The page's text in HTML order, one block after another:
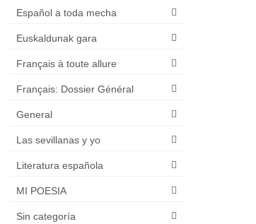
Español a toda mecha
Euskaldunak gara
Français à toute allure
Français: Dossier Général
General
Las sevillanas y yo
Literatura española
MI POESIA
Sin categoría